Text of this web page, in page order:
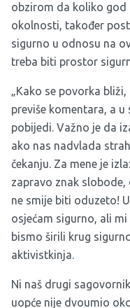
obzirom da koliko god
okolnosti, također
sigurno u odnosu na
treba biti prostor
„Kako se povorka
previše komentara, a
pobijedi. Važno je da
ako nas nadvlada
čekanju. Za mene je
zapravo znak
ne smije biti oduzeto!
osjećam sigurno, ali
bismo širili krug
aktivistkinja.
Ni naš drugi
uopće nije dvoumio